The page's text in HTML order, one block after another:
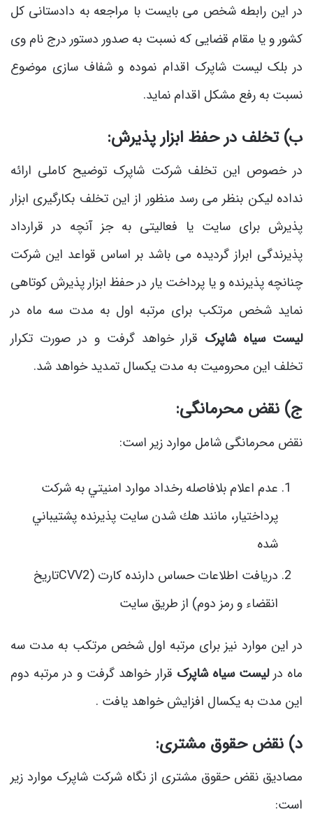
در این رابطه شخص می بایست با مراجعه به دادستانی کل
کشور و یا مقام قضایی که نسبت به صدور دستور درج نام وی
در بلک لیست شاپرک اقدام نموده و شفاف سازی موضوع
نسبت به رفع مشکل اقدام نماید.
ب) تخلف در حفظ ابزار پذیرش:
در خصوص این تخلف شرکت شاپرک توضیح کاملی ارائه
نداده لیکن بنظر می رسد منظور از این تخلف بکارگیری ابزار
پذیرش برای سایت یا فعالیتی به جز آنچه در قرارداد
پذیرندگی ابراز گردیده می باشد بر اساس قواعد این شرکت
چنانچه پذیرنده و یا پرداخت یار در حفظ ابزار پذیرش کوتاهی
نماید شخص مرتکب برای مرتبه اول به مدت سه ماه در
لیست سیاه شاپرک قرار خواهد گرفت و در صورت تکرار
تخلف این محرومیت به مدت یکسال تمدید خواهد شد.
ج) نقض محرمانگی:
نقض محرمانگی شامل موارد زیر است:
عدم اعلام بلافاصله رخداد موارد امنيتي به شركت
پرداختيار، مانند هك شدن سايت پذيرنده پشتيباني
شده
دريافت اطلاعات حساس دارنده كارت (CVV2تاريخ
انقضاء و رمز دوم) از طريق سايت
در این موارد نیز برای مرتبه اول شخص مرتکب به مدت سه
ماه درلیست سیاه شاپرک قرار خواهد گرفت و در مرتبه دوم
این مدت به یکسال افزایش خواهد یافت .
د) نقض حقوق مشتری:
مصادیق نقض حقوق مشتری از نگاه شرکت شاپرک موارد زیر
است: